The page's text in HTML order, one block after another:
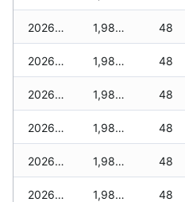
2026-02-04 1,980 zł 48
2026-02-03 1,980 zł 48
2026-02-02 1,980 zł 48
2026-02-01 1,980 zł 48
2026-01-31 1,980 zł 48
2026-01-30 1,980 zł 48